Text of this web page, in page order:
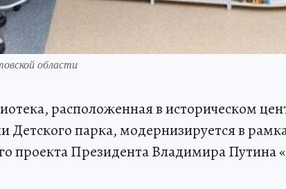
области
расположенная в историческом
Детского парка, модернизируется в
проекта Президента Владимира Путина